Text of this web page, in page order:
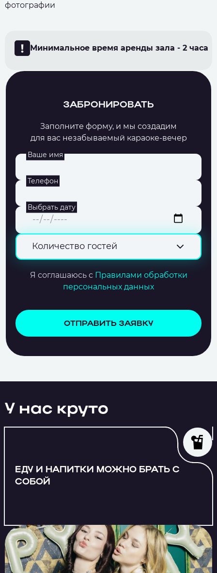
фотографии
Минимальное время аренды зала - 2 часа
ЗАБРОНИРОВАТЬ
Заполните форму, и мы создадим
для вас незабываемый караоке-вечер
Ваше имя
Телефон
Выбрать дату
Количество гостей
Я соглашаюсь с Правилами обработки
персональных данных
ОТПРАВИТЬ ЗАЯВКУ
У нас круто
ЕДУ И НАПИТКИ МОЖНО БРАТЬ С
СОБОЙ